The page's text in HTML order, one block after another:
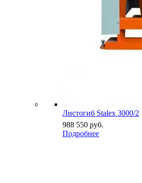
Листогиб Stalex 3000/2
988 550 руб.
Подробнее